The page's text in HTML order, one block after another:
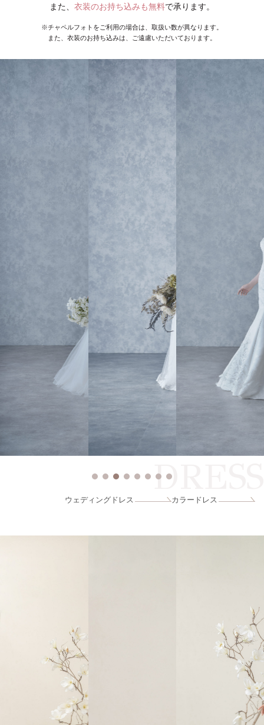
また、 衣装のお持ち込みも無料で承ります。
※チャペルフォトをご利用の場合は、取扱い数が異なります。
また、衣装のお持ち込みは、ご遠慮いただいております。
DRESS
ウェディングドレス カラードレス